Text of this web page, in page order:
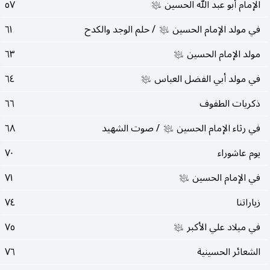
الإمام أبو عبد الله الحسين عليه‌السلام
٥٧
في مولد الإمام الحسين عليه‌السلام / حلم الوجد والكدح
٦١
مولد الإمام الحسين عليه‌السلام
٦٣
في مولد أبي الفضل العباس عليه‌السلام
٦٤
ذكريات الطفوف
٦٦
في رثاء الإمام الحسين عليه‌السلام / صوت الشهيد
٦٨
يوم عاشوراء
٧٠
في الإمام الحسين عليه‌السلام
٧١
زياراتنا
٧٤
في ميلاد علي الأكبر عليه‌السلام
٧٥
الشعائر الحسينية
٧٦